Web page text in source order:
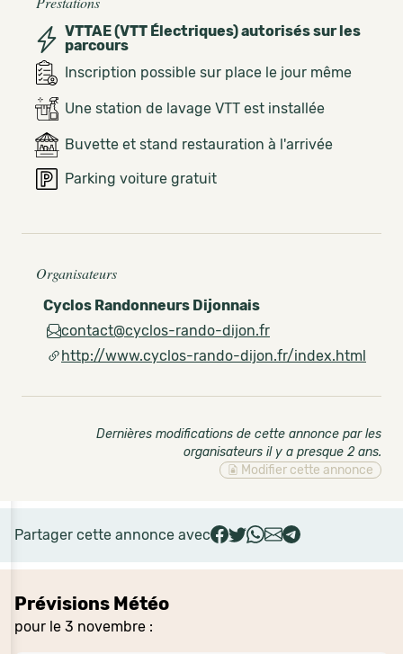
Prévisions Météo
pour le 3 novembre :
VTTAE (VTT Électriques) autorisés sur les
parcours
Inscription possible sur place le jour même
Une station de lavage VTT est installée
Buvette et stand restauration à l'arrivée
Parking voiture gratuit
Organisateurs
Cyclos Randonneurs Dijonnais
contact@cyclos-rando-dijon.fr
http://www.cyclos-rando-dijon.fr/index.html
Dernières modifications de cette annonce par les
organisateurs il y a presque 2 ans.
Modifier cette annonce
Partager cette annonce avec